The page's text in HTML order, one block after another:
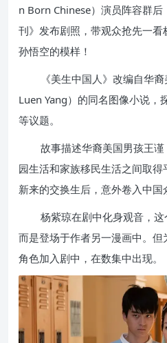
n Born Chinese）演员阵容群
刊》发布剧照，带观众抢先一
孙悟空的模样！
《美生中国人》改编自华
Luen Yang）的同名图像小说，
等议题。
故事描述华裔美国男孩王
园生活和家族移民生活之间取
新来的交换生后，意外卷入中国
杨紫琼在剧中化身观音，
而是登场于作者另一漫画中。
角色加入剧中，在数集中出现。